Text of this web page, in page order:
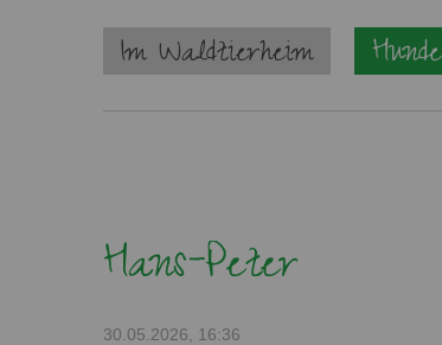
Navigation
überspringen
Im Waldtierheim Hunde
Hans-Peter
30.05.2026, 16:36